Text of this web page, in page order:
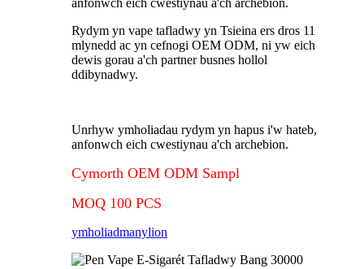
anfonwch eich cwestiynau a'ch archebion.
Rydym yn vape tafladwy yn Tsieina ers dros 11
mlynedd ac yn cefnogi OEM ODM, ni yw eich
dewis gorau a'ch partner busnes hollol
ddibynadwy.
Unrhyw ymholiadau rydym yn hapus i'w hateb,
anfonwch eich cwestiynau a'ch archebion.
Cymorth OEM ODM Sampl
MOQ 100 PCS
ymholiadmanylion